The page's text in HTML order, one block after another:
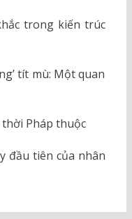
trong kiến trúc
tít mù: Một quan
Pháp thuộc
đầu tiên của nhân